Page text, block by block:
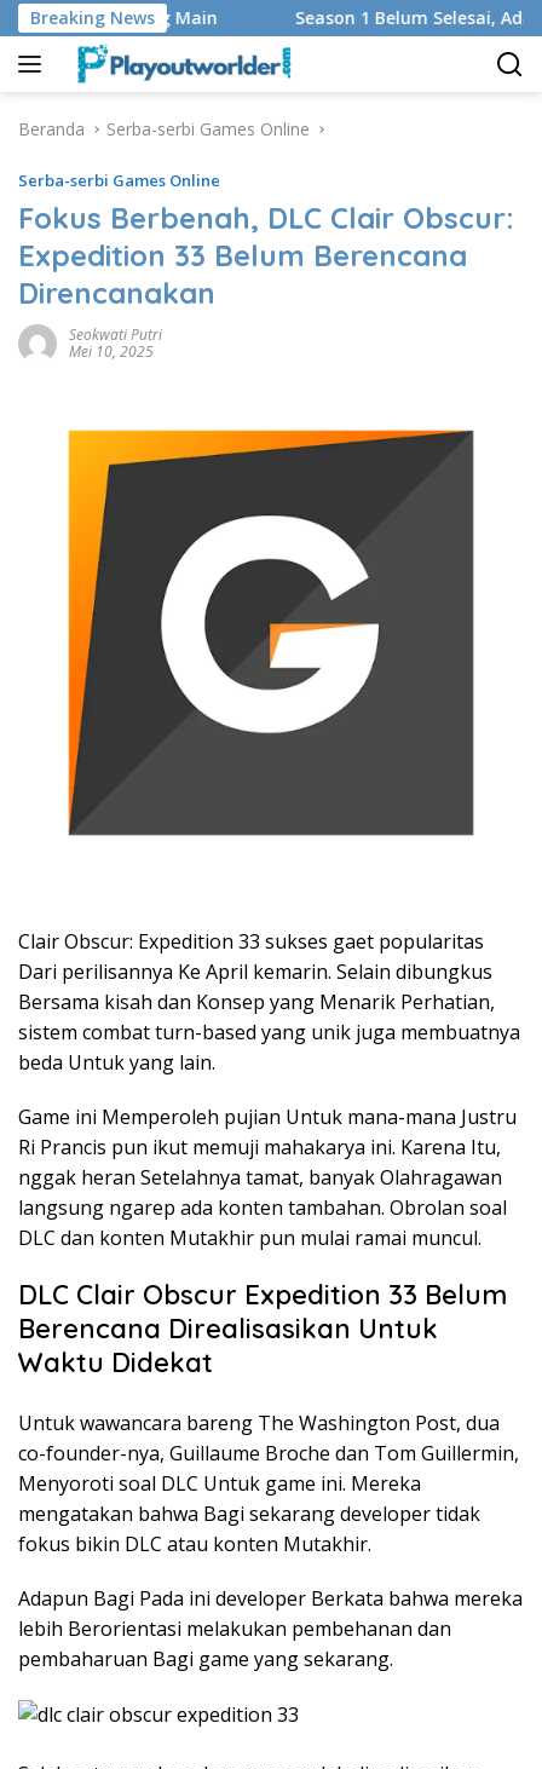
Langsung
ke
konten
Breaking News
Regu yang Main Season 1 Belum Selesai,
Beranda Serba-serbi Games Online
Serba-serbi Games Online
Fokus Berbenah, DLC Clair Obscur:
Expedition 33 Belum Berencana
Direncanakan
Seokwati Putri
Mei 10, 2025
Clair Obscur: Expedition 33 sukses gaet popularitas
Dari perilisannya Ke April kemarin. Selain dibungkus
Bersama kisah dan Konsep yang Menarik Perhatian,
sistem combat turn-based yang unik juga membuatnya
beda Untuk yang lain.
Game ini Memperoleh pujian Untuk mana-mana Justru
Ri Prancis pun ikut memuji mahakarya ini. Karena Itu,
nggak heran Setelahnya tamat, banyak Olahragawan
langsung ngarep ada konten tambahan. Obrolan soal
DLC dan konten Mutakhir pun mulai ramai muncul.
DLC Clair Obscur Expedition 33 Belum
Berencana Direalisasikan Untuk
Waktu Didekat
Untuk wawancara bareng The Washington Post, dua
co-founder-nya, Guillaume Broche dan Tom Guillermin,
Menyoroti soal DLC Untuk game ini. Mereka
mengatakan bahwa Bagi sekarang developer tidak
fokus bikin DLC atau konten Mutakhir.
Adapun Bagi Pada ini developer Berkata bahwa mereka
lebih Berorientasi melakukan pembehanan dan
pembaharuan Bagi game yang sekarang.